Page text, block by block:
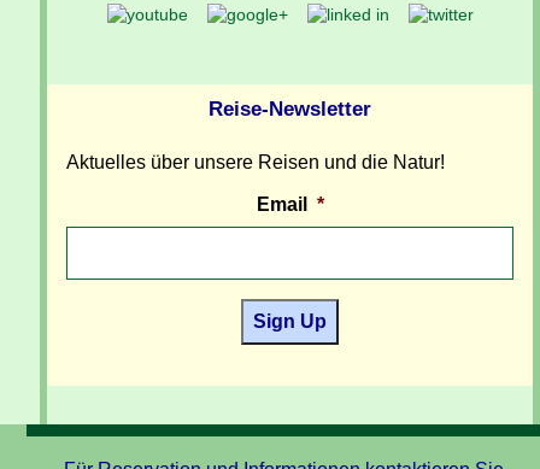
Reise-Newsletter
Aktuelles über unsere Reisen und die Natur!
Email *
Sign Up